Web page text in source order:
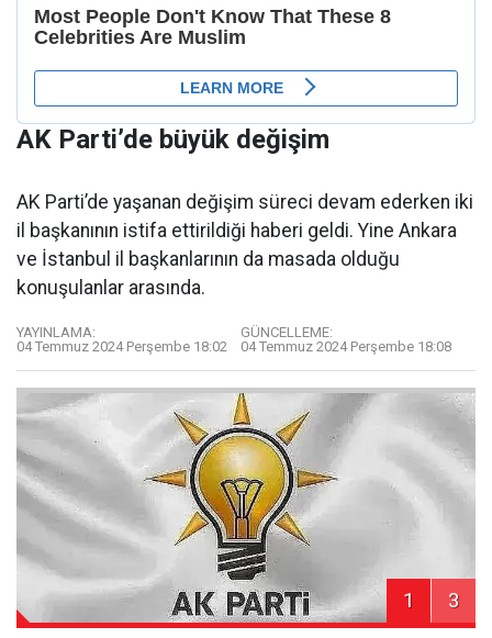
AK Parti’de büyük değişim
AK Parti’de yaşanan değişim süreci devam ederken iki
il başkanının istifa ettirildiği haberi geldi. Yine Ankara
ve İstanbul il başkanlarının da masada olduğu
konuşulanlar arasında.
YAYINLAMA:
04 Temmuz 2024 Perşembe 18:02
GÜNCELLEME:
04 Temmuz 2024 Perşembe 18:08
1 3